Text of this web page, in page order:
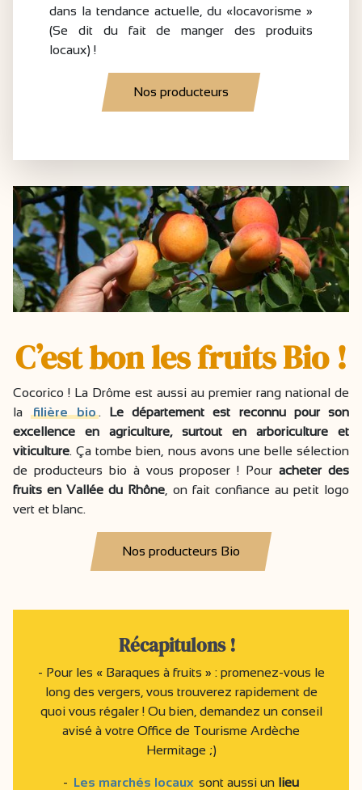
dans la tendance actuelle, du «locavorisme »
(Se dit du fait de manger des produits
locaux) !
Nos producteurs
C’est bon les fruits Bio !
Cocorico ! La Drôme est aussi au premier rang national de
lafilière bio. Le département est reconnu pour son
excellence en agriculture, surtout en arboriculture et
viticulture. Ça tombe bien, nous avons une belle sélection
de producteurs bio à vous proposer ! Pouracheter des
fruits en Vallée du Rhône , on fait confiance au petit logo
vert et blanc.
Nos producteurs Bio
Récapitulons !
- Pour les « Baraques à fruits » : promenez-vous le
long des vergers, vous trouverez rapidement de
quoi vous régaler ! Ou bien, demandez un conseil
avisé à votre Office de Tourisme Ardèche
Hermitage ;)
- Les marchés locaux sont aussi un lieu